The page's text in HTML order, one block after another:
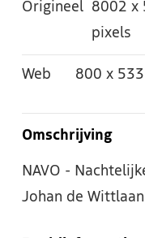
Origineel 8002 x
pixels
Web 800 x
Omschrijving
NAVO -
Johan de Wittlaan